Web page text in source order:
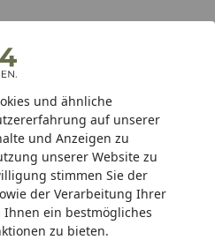
und ähnliche
auf unserer
und Anzeigen zu
unserer Website zu
stimmen Sie der
der Verarbeitung Ihrer
ein bestmögliches
zu bieten.
Hotline
Sandfilteranlage & Pool-
bis 468,99€)